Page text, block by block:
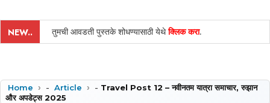
NEW.. तुमची आवडती पुस्तके शोधण्यासाठी येथेक्लिक करा.
Home - Article - Travel Post 12 – नवीनतम यात्रा समाचार, रुझान
और अपडेट्स 2025